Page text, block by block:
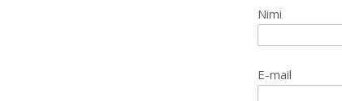
Nimi
E-mail